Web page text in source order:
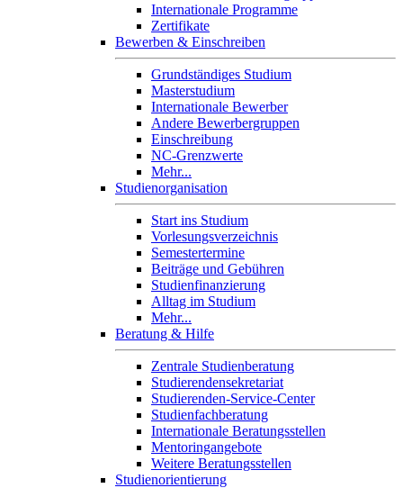
Internationale Programme
Zertifikate
Bewerben & Einschreiben
Grundständiges Studium
Masterstudium
Internationale Bewerber
Andere Bewerbergruppen
Einschreibung
NC-Grenzwerte
Mehr...
Studienorganisation
Start ins Studium
Vorlesungsverzeichnis
Semestertermine
Beiträge und Gebühren
Studienfinanzierung
Alltag im Studium
Mehr...
Beratung & Hilfe
Zentrale Studienberatung
Studierendensekretariat
Studierenden-Service-Center
Studienfachberatung
Internationale Beratungsstellen
Mentoringangebote
Weitere Beratungsstellen
Studienorientierung